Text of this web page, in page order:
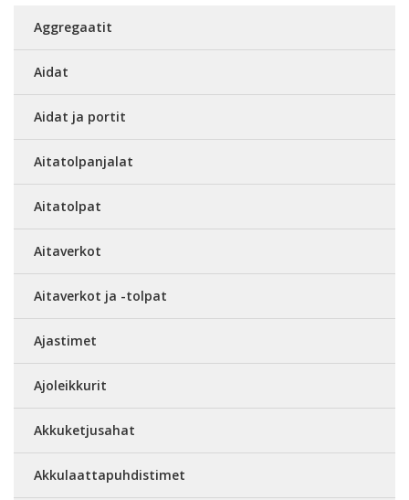
Aggregaatit
Aidat
Aidat ja portit
Aitatolpanjalat
Aitatolpat
Aitaverkot
Aitaverkot ja -tolpat
Ajastimet
Ajoleikkurit
Akkuketjusahat
Akkulaattapuhdistimet